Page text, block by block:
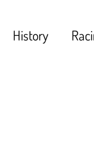
History